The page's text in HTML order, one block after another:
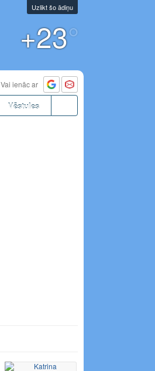
Uzlikt šo ādiņu
+23°
Vai ienāc ar
Vēstules